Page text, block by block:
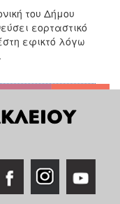
του Δήμου
εορταστικό
εφικτό λόγω